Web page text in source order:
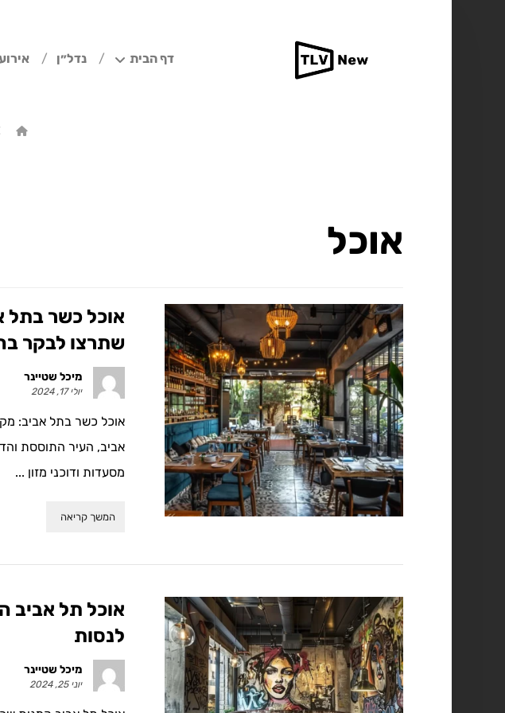
דף הבית נדל״ן
אוכל
אוכל כשר בתל
שתרצו לבקר
מיכל שטיינר
יולי 17, 2024
אוכל כשר בתל אביב:
אביב, העיר התוססת
מסעדות ודוכני מזון ...
המשך קריאה
אוכל תל אביב
לנסות
מיכל שטיינר
יוני 25, 2024